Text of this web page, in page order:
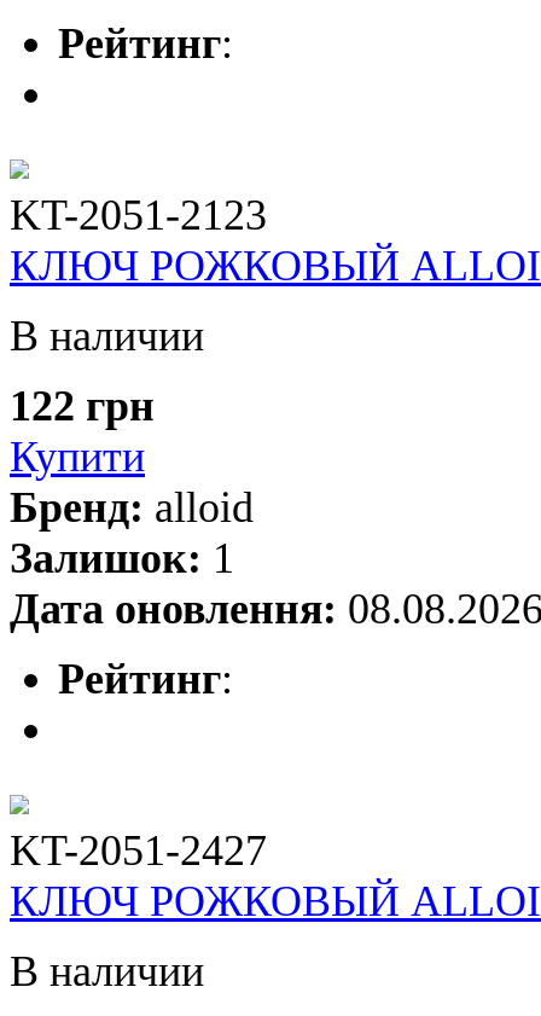
Рейтинг:
KT-2051-2123
КЛЮЧ РОЖКОВЫЙ
В наличии
122 грн
Купити
Бренд: alloid
Залишок: 1
Дата оновлення:
Рейтинг:
KT-2051-2427
КЛЮЧ РОЖКОВЫЙ
В наличии